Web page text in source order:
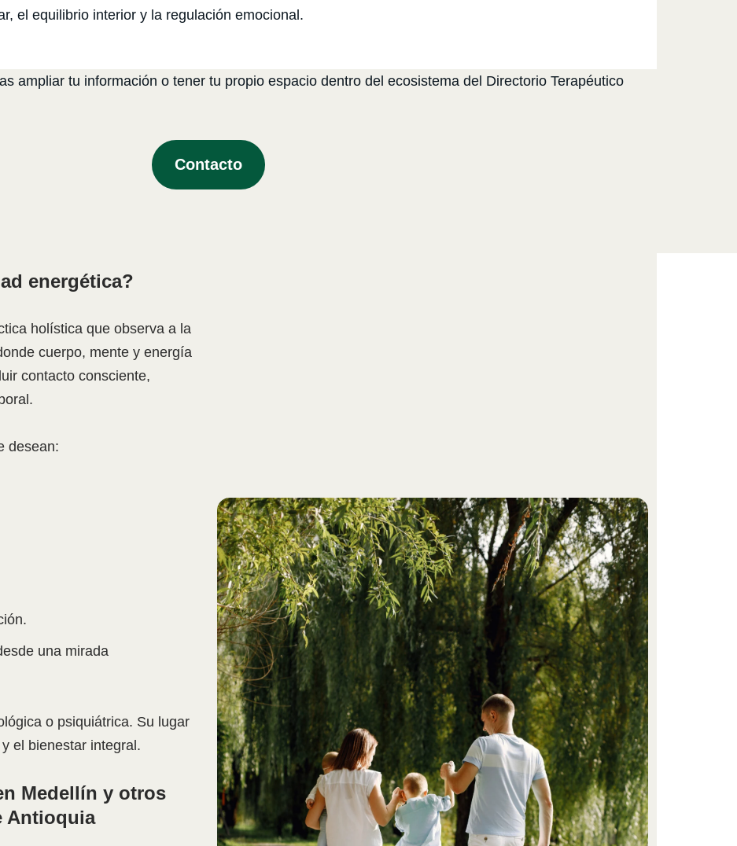
el equilibrio interior y la regulación emocional.
ampliar tu información o tener tu propio espacio dentro del ecosistema del Directorio Terapéutico
Contacto
energética?
holística que observa a la
cuerpo, mente y energía
contacto consciente,
desean:
una mirada
o psiquiátrica. Su lugar
el bienestar integral.
Medellín y otros
Antioquia